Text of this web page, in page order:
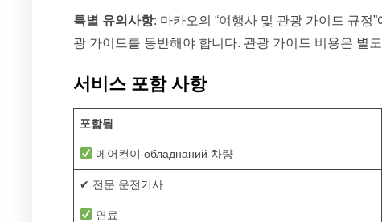
특별 유의사항: 마카오의 “여행사 및 관광 가이드 규정
광 가이드를 동반해야 합니다. 관광 가이드 비용은 별
서비스 포함 사항
포함됨
에어컨이 обладнаний 차량
✔ 전문 운전기사
연료